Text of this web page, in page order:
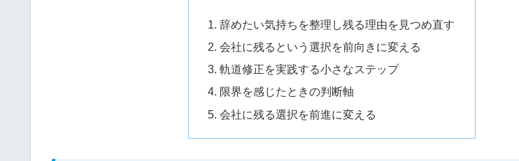
辞めたい気持ちを整理し残る理由を見つめ直す
会社に残るという選択を前向きに変える
軌道修正を実践する小さなステップ
限界を感じたときの判断軸
会社に残る選択を前進に変える